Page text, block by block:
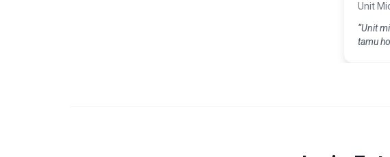
Unit
“Unit
tamu